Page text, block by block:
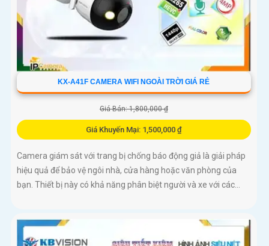
KX-A41F CAMERA WIFI NGOÀI TRỜI GIÁ RẺ
Giá Bán: 1,800,000 ₫
Giá Khuyến Mại: 1,500,000 ₫
Camera giám sát với trang bị chống báo động giả là giải pháp
hiệu quả để bảo vệ ngôi nhà, cửa hàng hoặc văn phòng của
bạn. Thiết bị này có khả năng phân biệt người và xe với các...